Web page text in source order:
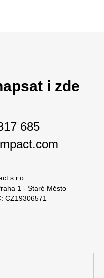
i zde
685
s.r.o.
1 - Staré Město
CZ19306571